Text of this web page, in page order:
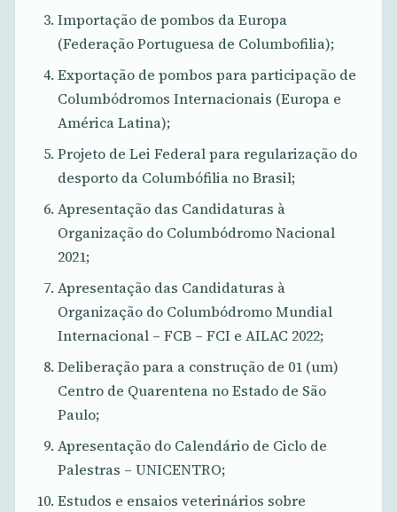
Importação de pombos da Europa
(Federação Portuguesa de Columbofilia);
Exportação de pombos para participação de
Columbódromos Internacionais (Europa e
América Latina);
Projeto de Lei Federal para regularização do
desporto da Columbófilia no Brasil;
Apresentação das Candidaturas à
Organização do Columbódromo Nacional
2021;
Apresentação das Candidaturas à
Organização do Columbódromo Mundial
Internacional – FCB – FCI e AILAC 2022;
Deliberação para a construção de 01 (um)
Centro de Quarentena no Estado de São
Paulo;
Apresentação do Calendário de Ciclo de
Palestras – UNICENTRO;
Estudos e ensaios veterinários sobre